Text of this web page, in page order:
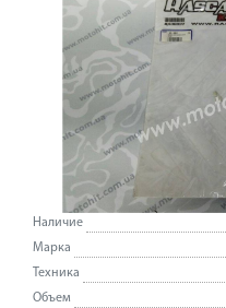
Наличие
Марка
Техника
Объем